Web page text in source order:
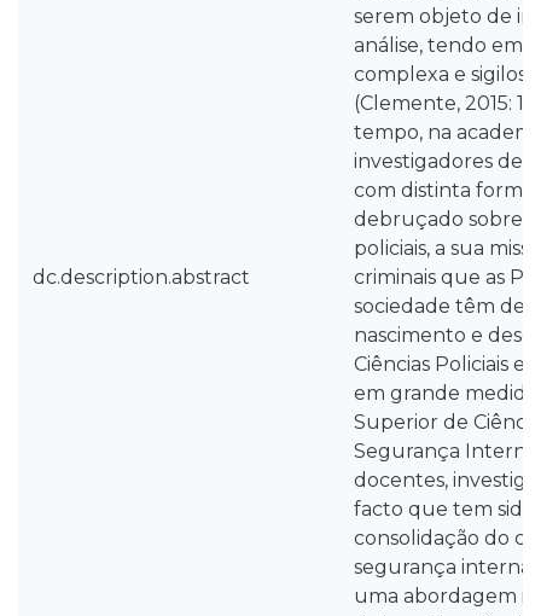
dc.description.abstract
serem objeto de
análise, tendo em
complexa e sigilosa
(Clemente, 2015:
tempo, na
investigadores de
com distinta
debruçado sobre
policiais, a sua
criminais que as
sociedade têm de
nascimento e
Ciências Policiais
em grande
Superior de
Segurança Interna
docentes,
facto que tem sido
consolidação do
segurança
uma abordagem